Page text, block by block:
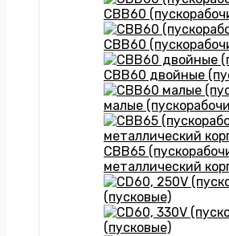
CBB60
CBB60
CBB60 двойные
малые
CBB65
металлический
(пусковые)
(пусковые)